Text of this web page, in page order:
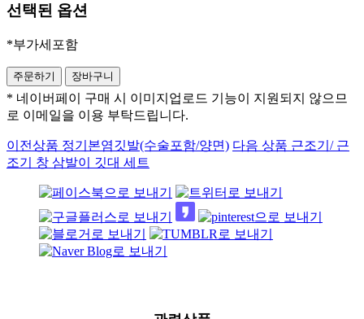
선택된 옵션
*부가세포함
* 네이버페이 구매 시 이미지업로드 기능이 지원되지 않으므
로 이메일을 이용 부탁드립니다.
이전상품 정기본염깃발(수술포함/양면) 다음 상품 근조기/ 근
조기 창 삼발이 깃대 세트